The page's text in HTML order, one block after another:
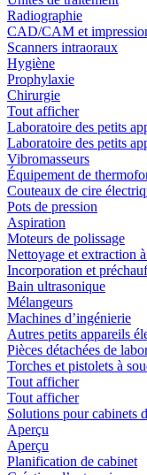
Radiographie
CAD/CAM et
Scanners intraoraux
Hygiène
Prophylaxie
Chirurgie
Tout afficher
Laboratoire des petits
Laboratoire des petits
Vibromasseurs
Équipement de
Couteaux de cire
Pots de pression
Aspiration
Moteurs de polissage
Nettoyage et extraction
Incorporation et
Bain ultrasonique
Mélangeurs
Machines d’ingénierie
Autres petits appareils
Pièces détachées de
Torches et pistolets à
Tout afficher
Tout afficher
Solutions pour cabinets
Aperçu
Aperçu
Planification de cabinet